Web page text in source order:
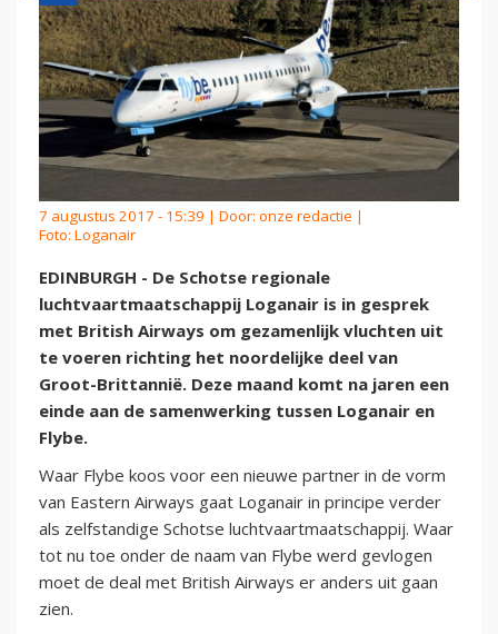
7 augustus 2017 - 15:39 | Door: onze redactie |
Foto: Loganair
EDINBURGH - De Schotse regionale
luchtvaartmaatschappij Loganair is in gesprek
met British Airways om gezamenlijk vluchten uit
te voeren richting het noordelijke deel van
Groot-Brittannië. Deze maand komt na jaren een
einde aan de samenwerking tussen Loganair en
Flybe.
Waar Flybe koos voor een nieuwe partner in de vorm
van Eastern Airways gaat Loganair in principe verder
als zelfstandige Schotse luchtvaartmaatschappij. Waar
tot nu toe onder de naam van Flybe werd gevlogen
moet de deal met British Airways er anders uit gaan
zien.